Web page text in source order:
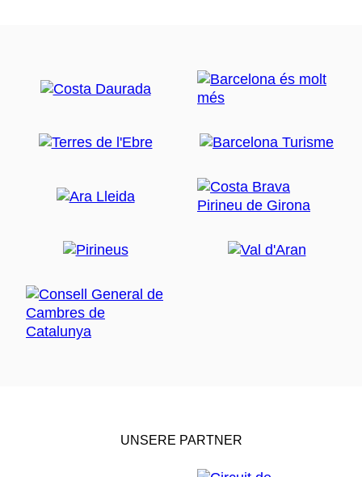
UNSERE PARTNER